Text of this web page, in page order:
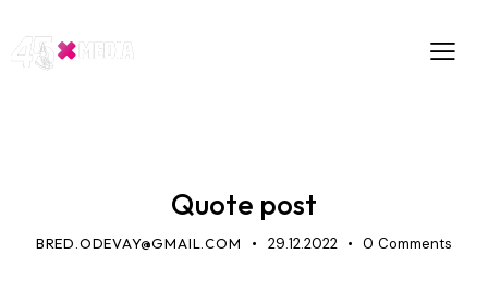
Quote post
BRED.ODEVAY@GMAIL.COM 29.12.2022 0 Comments